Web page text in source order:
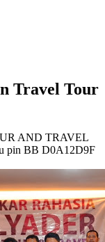
Travel Tour
AND TRAVEL
pin BB D0A12D9F